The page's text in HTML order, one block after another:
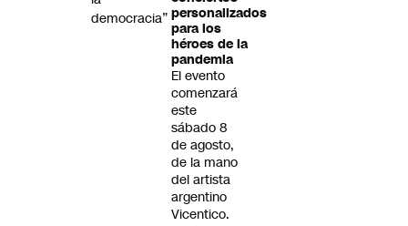
personalizados
para los
héroes de la
pandemia
El evento
comenzará
este
sábado 8
de agosto,
de la mano
del artista
argentino
Vicentico.
democracia”